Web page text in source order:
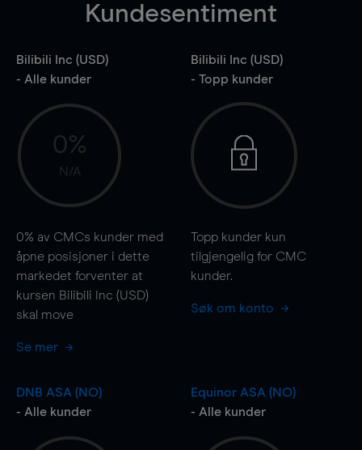
Kundesentiment
Bilibili Inc (USD)
- Alle kunder
0%
N/A
0% av CMCs kunder med
åpne posisjoner i dette
markedet forventer at
kursen Bilibili Inc (USD)
skal move
Se mer
Bilibili Inc (USD)
- Topp kunder
Topp kunder kun
tilgjengelig for CMC
kunder.
Søk om konto
DNB ASA (NO)
- Alle kunder
Equinor ASA (NO)
- Alle kunder